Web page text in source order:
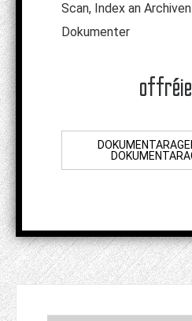
Scan, Index an
Dokumenter